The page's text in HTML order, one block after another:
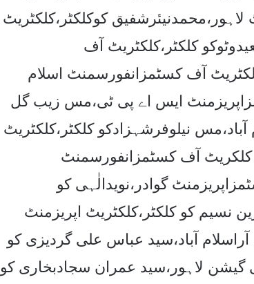
کوکلکٹر،کلکٹریٹ
کلکٹر،کلکٹریٹ آف
آف کسٹمزانفورسمنٹ اسلام
ایس اے پی ٹی،مس زیب گل
نیلوفرشہزادکو کلکٹر،کلکٹریٹ
کلکریٹ آف کسٹمزانفورسمنٹ
گوادر،نویدالٰہی کو
نسیم کو کلکٹر،کلکٹریٹ اپریزمنٹ
آباد،سید عباس علی گردیزی کو
گیشن لاہور،سید عمران سجادبخاری کو